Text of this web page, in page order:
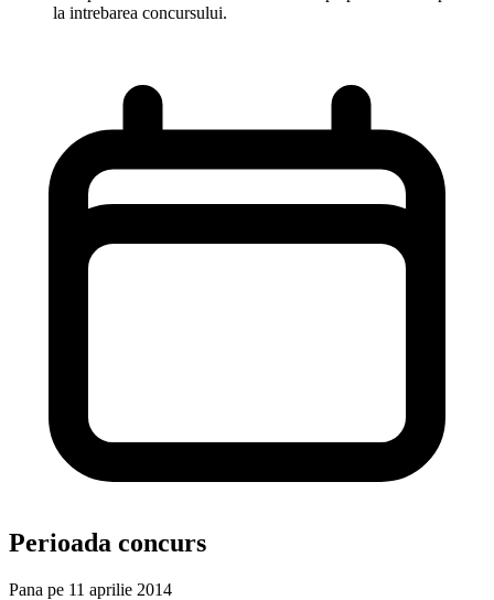
la intrebarea concursului.
Perioada concurs
Pana pe 11 aprilie 2014